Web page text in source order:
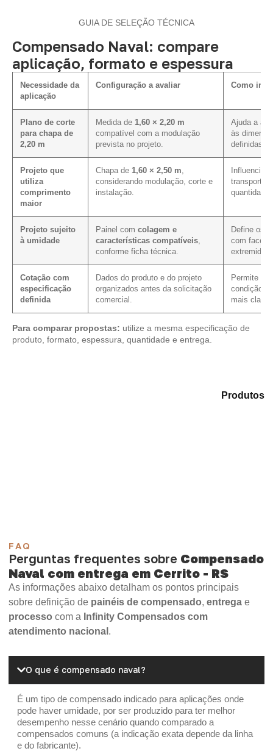
GUIA DE SELEÇÃO TÉCNICA
Compensado Naval: compare
aplicação, formato e espessura
Necessidade da
aplicação
Configuração a avaliar Como
Plano de corte
para chapa de
2,20 m
Medida de 1,60 × 2,20 m
compatível com a modulação
prevista no projeto.
Ajuda a
às
definidas.
Projeto que
utiliza
comprimento
maior
Chapa de 1,60 × 2,50 m
considerando modulação, corte e
instalação.
Influencia
transporte,
quantidade
Projeto sujeito
à umidade
Painel com colagem e
características compatíveis
conforme ficha técnica.
Define os
com faces,
Cotação com
especificação
definida
Dados do produto e do projeto
organizados antes da solicitação
comercial.
Permite
condição
mais
Para comparar propostas: utilize a mesma especificação de
produto, formato, espessura, quantidade e entrega.
Produtos
FAQ
Perguntas frequentes sobre Compensado
Naval com entrega em Cerrito - RS
As informações abaixo detalham os pontos principais
sobre definição de painéis de compensado, entrega e
processo com a Infinity Compensados com
atendimento nacional .
O que é compensado naval?
É um tipo de compensado indicado para aplicações onde
pode haver umidade, por ser produzido para ter melhor
desempenho nesse cenário quando comparado a
compensados comuns (a indicação exata depende da linha
e do fabricante).